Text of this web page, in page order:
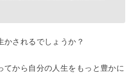
かされるでしょうか？
てから自分の人生をもっと豊かに